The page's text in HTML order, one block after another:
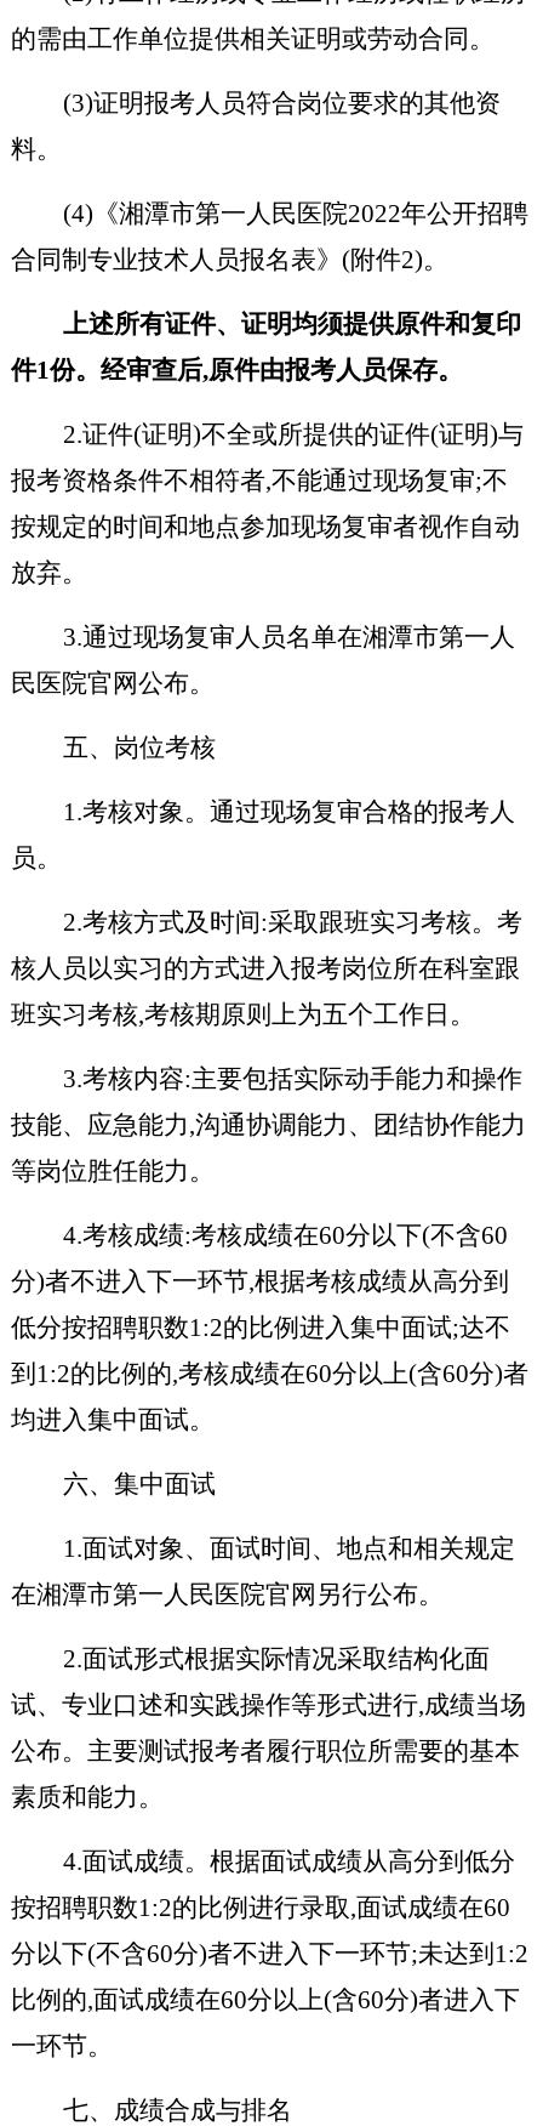
的需由工作单位提供相关证明或劳动合同。
(3)证明报考人员符合岗位要求的其他资
料。
(4)《湘潭市第一人民医院2022年公开招聘
合同制专业技术人员报名表》(附件2)。
上述所有证件、证明均须提供原件和复印
件1份。经审查后,原件由报考人员保存。
2.证件(证明)不全或所提供的证件(证明)与
报考资格条件不相符者,不能通过现场复审;不
按规定的时间和地点参加现场复审者视作自动
放弃。
3.通过现场复审人员名单在湘潭市第一人
民医院官网公布。
五、岗位考核
1.考核对象。通过现场复审合格的报考人
员。
2.考核方式及时间:采取跟班实习考核。考
核人员以实习的方式进入报考岗位所在科室跟
班实习考核,考核期原则上为五个工作日。
3.考核内容:主要包括实际动手能力和操作
技能、应急能力,沟通协调能力、团结协作能力
等岗位胜任能力。
4.考核成绩:考核成绩在60分以下(不含60
分)者不进入下一环节,根据考核成绩从高分到
低分按招聘职数1:2的比例进入集中面试;达不
到1:2的比例的,考核成绩在60分以上(含60分)者
均进入集中面试。
六、集中面试
1.面试对象、面试时间、地点和相关规定
在湘潭市第一人民医院官网另行公布。
2.面试形式根据实际情况采取结构化面
试、专业口述和实践操作等形式进行,成绩当场
公布。主要测试报考者履行职位所需要的基本
素质和能力。
4.面试成绩。根据面试成绩从高分到低分
按招聘职数1:2的比例进行录取,面试成绩在60
分以下(不含60分)者不进入下一环节;未达到1:2
比例的,面试成绩在60分以上(含60分)者进入下
一环节。
七、成绩合成与排名